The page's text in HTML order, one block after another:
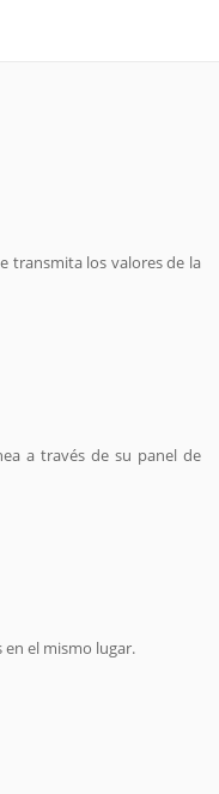
transmita los valores de la
a través de su panel de
el mismo lugar.